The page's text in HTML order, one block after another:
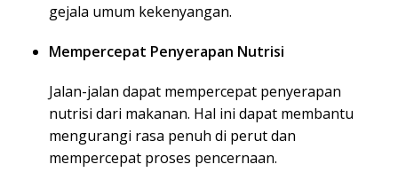
gejala umum kekenyangan.
Mempercepat Penyerapan Nutrisi
Jalan-jalan dapat mempercepat penyerapan
nutrisi dari makanan. Hal ini dapat membantu
mengurangi rasa penuh di perut dan
mempercepat proses pencernaan.